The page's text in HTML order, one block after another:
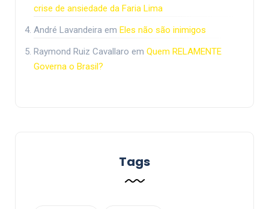
crise de ansiedade da Faria Lima
André Lavandeira em Eles não são inimigos
Raymond Ruiz Cavallaro em Quem RELAMENTE
Governa o Brasil?
Tags